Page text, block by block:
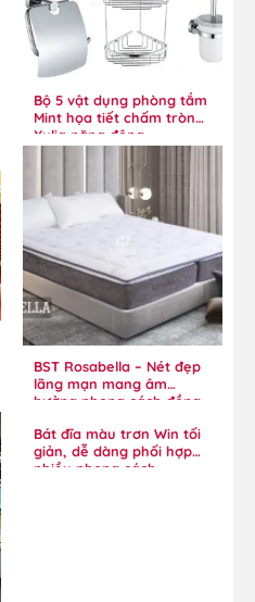
Bộ 5 vật dụng phòng tắm
Mint họa tiết chấm tròn
Xylia năng động
BST Rosabella – Nét đẹp
lãng mạn mang âm
hưởng phong cách đồng
Bát đĩa màu trơn Win tối
giản, dễ dàng phối hợp
nhiều phong cách